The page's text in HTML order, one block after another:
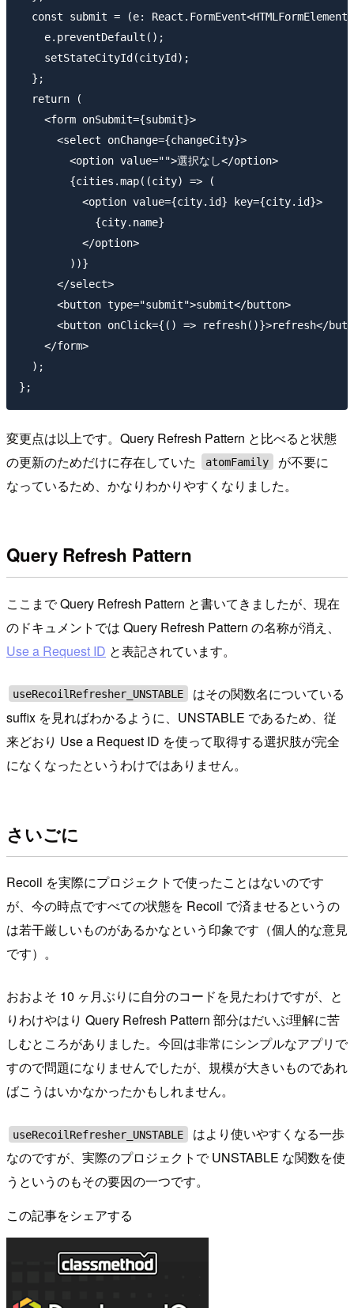
const submit = (e:
    e.preventDefault();
    setStateCityId(cityId);
  };
  return (
    <form onSubmit={submit}>
      <select onChange={changeCity}>
        <option value="">選択なし</option>
        {cities.map((city) => (
          <option value={city.id} key={city.id}>
            {city.name}
          </option>
        ))}
      </select>
      <button type="submit">submit</button>
<button onClick={() => refresh()}>refresh</
    </form>
  );
変更点は以上です。Query Refresh Pattern と比べると状態
の更新のためだけに存在していた
atomFamily
が不要に
なっているため、かなりわかりやすくなりました。
Query Refresh Pattern
ここまで Query Refresh Pattern と書いてきましたが、現在
のドキュメントでは Query Refresh Pattern の名称が消え、
Use a Request ID と表記されています。
useRecoilRefresher_UNSTABLE
はその関数名についている
suffix を見ればわかるように、UNSTABLE であるため、従
来どおり Use a Request ID を使って取得する選択肢が完全
になくなったというわけではありません。
さいごに
Recoil を実際にプロジェクトで使ったことはないのです
が、今の時点ですべての状態を Recoil で済ませるというの
は若干厳しいものがあるかなという印象です（個人的な意見
です）。
おおよそ 10 ヶ月ぶりに自分のコードを見たわけですが、と
りわけやはり Query Refresh Pattern 部分はだいぶ理解に苦
しむところがありました。今回は非常にシンプルなアプリで
すので問題になりませんでしたが、規模が大きいものであれ
ばこうはいかなかったかもしれません。
useRecoilRefresher_UNSTABLE
はより使いやすくなる一歩
なのですが、実際のプロジェクトで UNSTABLE な関数を使
うというのもその要因の一つです。
この記事をシェアする